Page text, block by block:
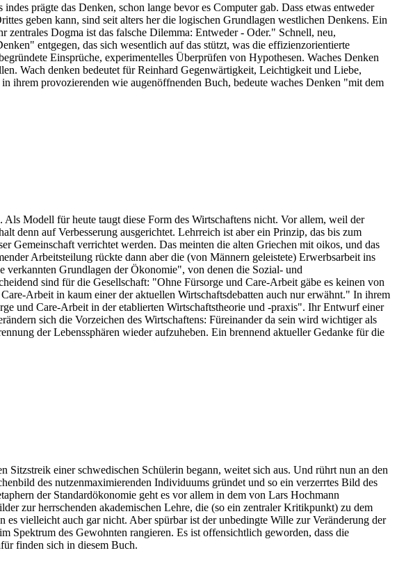
prägte das Denken, schon lange bevor es Computer gab. Dass etwas entweder
geben kann, sind seit alters her die logischen Grundlagen westlichen Denkens. Ein
Dogma ist das falsche Dilemma: Entweder - Oder." Schnell, neu,
entgegen, das sich wesentlich auf das stützt, was die effizienzorientierte
Einsprüche, experimentelles Überprüfen von Hypothesen. Waches Denken
Wach denken bedeutet für Reinhard Gegenwärtigkeit, Leichtigkeit und Liebe,
ihrem provozierenden wie augenöffnenden Buch, bedeute waches Denken "mit dem
Modell für heute taugt diese Form des Wirtschaftens nicht. Vor allem, weil der
denn auf Verbesserung ausgerichtet. Lehrreich ist aber ein Prinzip, das bis zum
Gemeinschaft verrichtet werden. Das meinten die alten Griechen mit oikos, und das
Arbeitsteilung rückte dann aber die (von Männern geleistete) Erwerbsarbeit ins
verkannten Grundlagen der Ökonomie", von denen die Sozial- und
sind für die Gesellschaft: "Ohne Fürsorge und Care-Arbeit gäbe es keinen von
Arbeit in kaum einer der aktuellen Wirtschaftsdebatten auch nur erwähnt." In ihrem
und Care-Arbeit in der etablierten Wirtschaftstheorie und -praxis". Ihr Entwurf einer
sich die Vorzeichen des Wirtschaftens: Füreinander da sein wird wichtiger als
der Lebenssphären wieder aufzuheben. Ein brennend aktueller Gedanke für die
einer schwedischen Schülerin begann, weitet sich aus. Und rührt nun an den
des nutzenmaximierenden Individuums gründet und so ein verzerrtes Bild des
der Standardökonomie geht es vor allem in dem von Lars Hochmann
zur herrschenden akademischen Lehre, die (so ein zentraler Kritikpunkt) zu dem
vielleicht auch gar nicht. Aber spürbar ist der unbedingte Wille zur Veränderung der
des Gewohnten rangieren. Es ist offensichtlich geworden, dass die
finden sich in diesem Buch.